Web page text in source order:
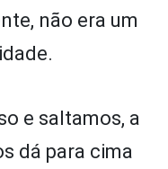
não era um
e saltamos, a
dá para cima